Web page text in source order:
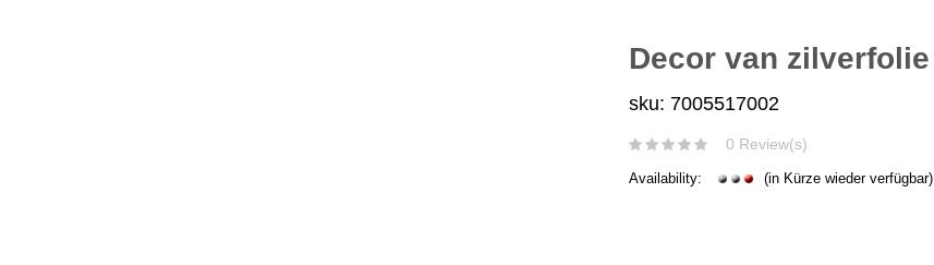
Decor van zilverfolie
sku: 7005517002
0 Review(s)
Availability: (in Kürze wieder verfügbar)